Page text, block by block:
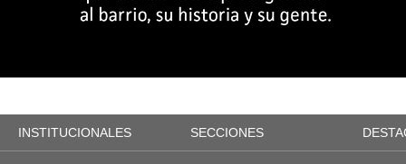
INSTITUCIONALES SECCIONES